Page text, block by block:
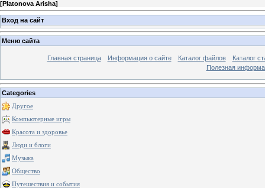
[Platonova Arisha]
Вход на сайт
Меню сайта
Главная страница Информация о сайте Каталог файлов
Каталог
Полезная
Categories
Другое
Компьютерные игры
Красота и здоровье
Люди и блоги
Музыка
Общество
Путешествия и события